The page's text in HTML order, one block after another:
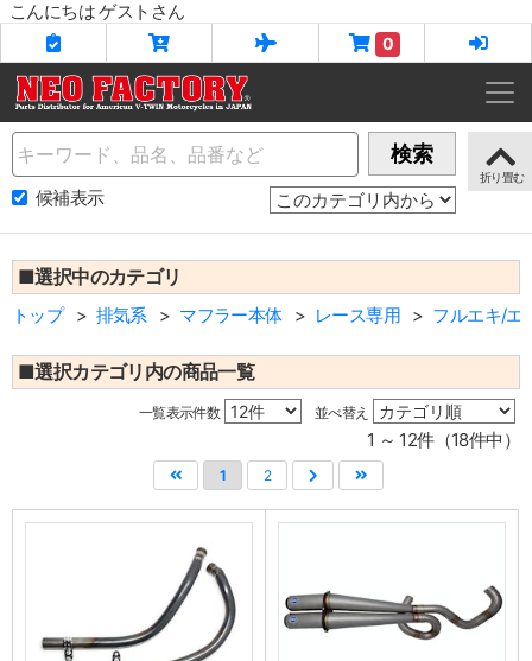
こんにちは ゲストさん
0
Name 検索
候補表示
■選択中のカテゴリ
トップ 排気系 マフラー本体 レース専用 フルエキ/エ
■選択カテゴリ内の商品一覧
一覧表示件数 並べ替え
1 ～ 12件（18件中）
1 2